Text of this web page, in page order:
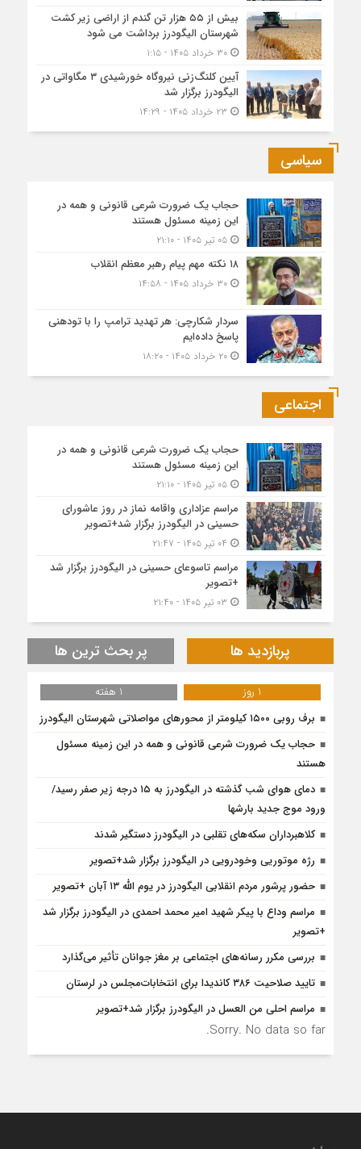
بیش از ۵۵ هزار تن گندم از اراضی زیر کشت
شهرستان الیگودرز برداشت می شود
۳۰ خرداد ۱۴۰۵ - ۱:۱۵
آیین کلنگ‌زنی نیروگاه خورشیدی ۳ مگاواتی در
الیگودرز برگزار شد
سیاسی
حجاب یک ضرورت شرعی قانونی و همه در
این زمینه مسئول هستند
۰۵ تیر ۱۴۰۵ - ۲۱:۱۰
۱۸ نکته مهم پیام رهبر معظم انقلاب
۳۰ خرداد ۱۴۰۵ - ۱۴:۵۸
سردار شکارچی: هر تهدید ترامپ را با تودهنی
پاسخ داده‌ایم
۲۰ خرداد ۱۴۰۵ - ۱۸:۲۰
اجتماعی
حجاب یک ضرورت شرعی قانونی و همه در
این زمینه مسئول هستند
۰۵ تیر ۱۴۰۵ - ۲۱:۱۰
مراسم عزاداری واقامه نماز در روز عاشورای
حسینی در الیگودرز برگزار شد+تصویر
مراسم تاسوعای حسینی در الیگودرز برگزار شد
+تصویر
پربازدید ها پر بحث ترین ها
1 روز
1 هفته
برف روبی ۱۵۰۰ کیلومتر از محور‌های مواصلاتی شهرستان الیگودرز
حجاب یک ضرورت شرعی قانونی و همه در این زمینه مسئول
هستند
دمای هوای شب گذشته در الیگودرز به ۱۵ درجه زیر صفر رسید/
ورود موج جدید بارشها
کلاهبرداران سکه‌های تقلبی در الیگودرز دستگیر شدند
رژه موتوریی وخودرویی در الیگودرز برگزار شد+تصویر
حضور پرشور مردم انقلابی الیگودرز در یوم الله ۱۳ آبان +تصویر
مراسم وداع با پیکر شهید امیر محمد احمدی در الیگودرز برگزار شد
+تصویر
بررسی مکرر رسانه‌های اجتماعی بر مغز جوانان تأثیر می‌گذارد
تایید صلاحیت ۳۸۶ کاندیدا برای انتخابات‌مجلس در لرستان
مراسم احلی من العسل در الیگودرز برگزار شد+تصویر
Sorry. No data so far.